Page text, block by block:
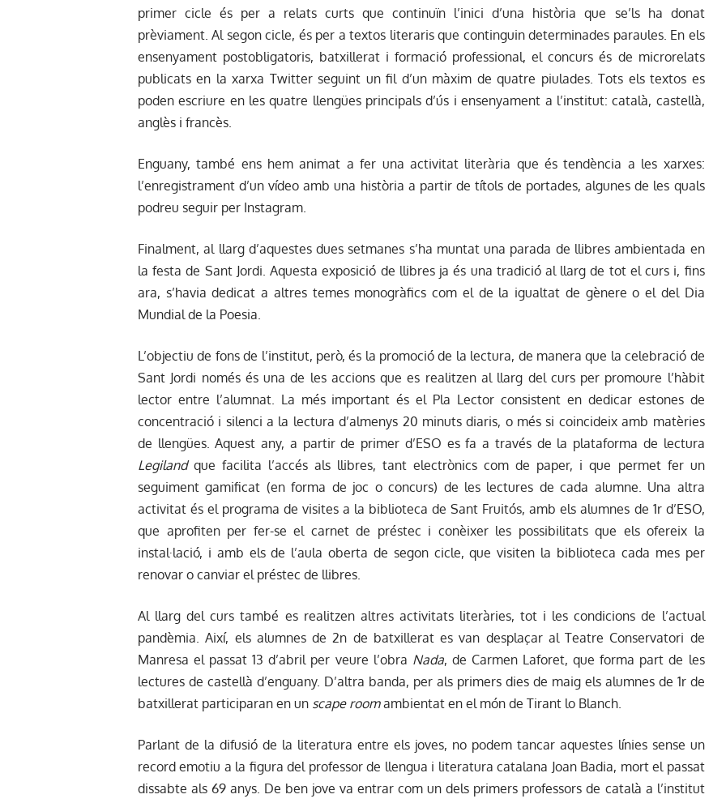
primer cicle és per a relats curts que continuïn l’inici d’una història que se’ls ha donat
prèviament. Al segon cicle, és per a textos literaris que continguin determinades paraules. En els
ensenyament postobligatoris, batxillerat i formació professional, el concurs és de microrelats
publicats en la xarxa Twitter seguint un fil d’un màxim de quatre piulades. Tots els textos es
poden escriure en les quatre llengües principals d’ús i ensenyament a l’institut: català, castellà,
anglès i francès.
Enguany, també ens hem animat a fer una activitat literària que és tendència a les xarxes:
l’enregistrament d’un vídeo amb una història a partir de títols de portades, algunes de les quals
podreu seguir per Instagram.
Finalment, al llarg d’aquestes dues setmanes s’ha muntat una parada de llibres ambientada en
la festa de Sant Jordi. Aquesta exposició de llibres ja és una tradició al llarg de tot el curs i, fins
ara, s’havia dedicat a altres temes monogràfics com el de la igualtat de gènere o el del Dia
Mundial de la Poesia.
L’objectiu de fons de l’institut, però, és la promoció de la lectura, de manera que la celebració de
Sant Jordi només és una de les accions que es realitzen al llarg del curs per promoure l’hàbit
lector entre l’alumnat. La més important és el Pla Lector consistent en dedicar estones de
concentració i silenci a la lectura d’almenys 20 minuts diaris, o més si coincideix amb matèries
de llengües. Aquest any, a partir de primer d’ESO es fa a través de la plataforma de lectura
Legilandque facilita l’accés als llibres, tant electrònics com de paper, i que permet fer un
seguiment gamificat (en forma de joc o concurs) de les lectures de cada alumne. Una altra
activitat és el programa de visites a la biblioteca de Sant Fruitós, amb els alumnes de 1r d’ESO,
que aprofiten per fer-se el carnet de préstec i conèixer les possibilitats que els ofereix la
instal·lació, i amb els de l’aula oberta de segon cicle, que visiten la biblioteca cada mes per
renovar o canviar el préstec de llibres.
Al llarg del curs també es realitzen altres activitats literàries, tot i les condicions de l’actual
pandèmia. Així, els alumnes de 2n de batxillerat es van desplaçar al Teatre Conservatori de
Manresa el passat 13 d’abril per veure l’obra Nada, de Carmen Laforet, que forma part de les
lectures de castellà d’enguany. D’altra banda, per als primers dies de maig els alumnes de 1r de
batxillerat participaran en un scape roomambientat en el món de Tirant lo Blanch.
Parlant de la difusió de la literatura entre els joves, no podem tancar aquestes línies sense un
record emotiu a la figura del professor de llengua i literatura catalana Joan Badia, mort el passat
dissabte als 69 anys. De ben jove va entrar com un dels primers professors de català a l’institut